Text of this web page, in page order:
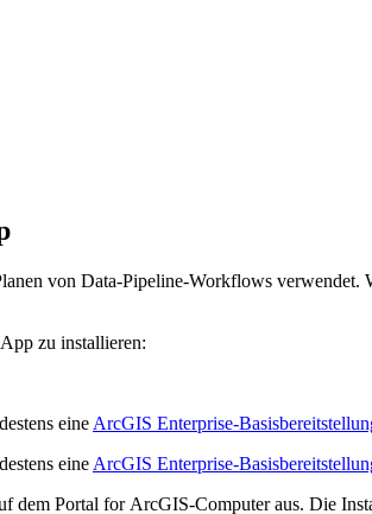
von Data-Pipeline-Workflows
zu installieren:
eine ArcGIS Enterprise-
eine ArcGIS Enterprise-
dem Portal for ArcGIS-Computer aus. Die